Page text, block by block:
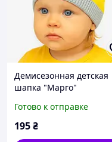
Демисезонная детская
шапка "Марго"
Готово к отправке
195₴